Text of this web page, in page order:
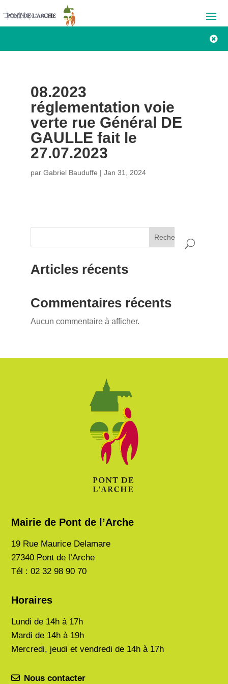

08.2023
réglementation voie
verte rue Général DE
GAULLE fait le
27.07.2023
par Gabriel Bauduffe | Jan 31, 2024
Rechercher
Articles récents
Commentaires récents
Aucun commentaire à afficher.
Mairie de Pont de l’Arche
19 Rue Maurice Delamare
27340 Pont de l’Arche
Tél : 02 32 98 90 70
Horaires
Lundi de 14h à 17h
Mardi de 14h à 19h
Mercredi, jeudi et vendredi de 14h à 17h
Nous contacter